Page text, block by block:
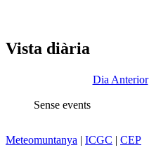
Vista diària
Dia Anterior
Sense events
Meteomuntanya | ICGC | CEP